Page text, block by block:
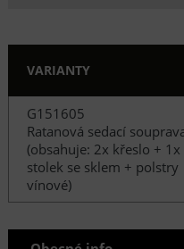
VARIANTY
G151605
Ratanová sedací
(obsahuje: 2x křeslo + 1x
stolek se sklem + polstry
vínové)